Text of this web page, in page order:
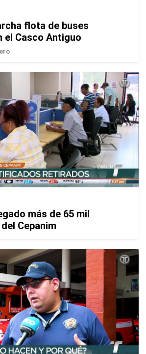
flota de buses
el Casco Antiguo
más de 65 mil
Cepanim